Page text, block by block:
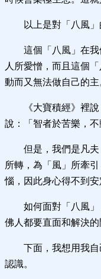
以上是對「八風」
這個「八風」在
人所愛憎，而且這個
動而又無法做自己的主
《大寶積經》裡
說：「智者於苦樂，不
但是，我們是凡
所轉，為「風」所牽
惱，因此身心得不到安
如何面對「八風
佛人都要直面和解決的
下面，我想用我
認識。